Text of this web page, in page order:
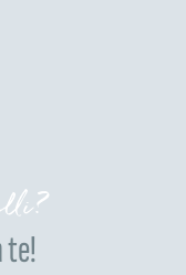
te!